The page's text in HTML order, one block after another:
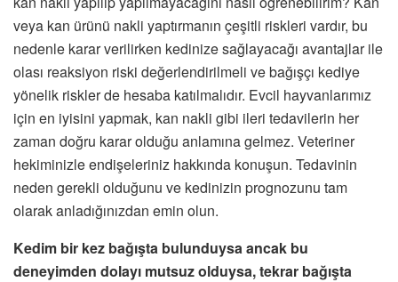
veya kan ürünü nakli yaptırmanın çeşitli riskleri vardır, bu
nedenle karar verilirken kedinize sağlayacağı avantajlar ile
olası reaksiyon riski değerlendirilmeli ve bağışçı kediye
yönelik riskler de hesaba katılmalıdır. Evcil hayvanlarımız
için en iyisini yapmak, kan nakli gibi ileri tedavilerin her
zaman doğru karar olduğu anlamına gelmez. Veteriner
hekiminizle endişeleriniz hakkında konuşun. Tedavinin
neden gerekli olduğunu ve kedinizin prognozunu tam
olarak anladığınızdan emin olun.
Kedim bir kez bağışta bulunduysa ancak bu
deneyimden dolayı mutsuz olduysa, tekrar bağışta